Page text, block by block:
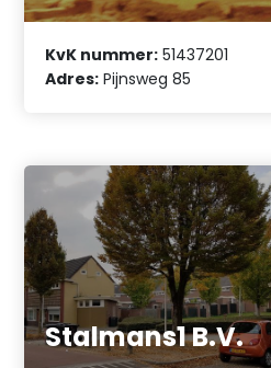
KvK nummer: 51437201
Adres: Pijnsweg 85
Stalmans1 B.V.